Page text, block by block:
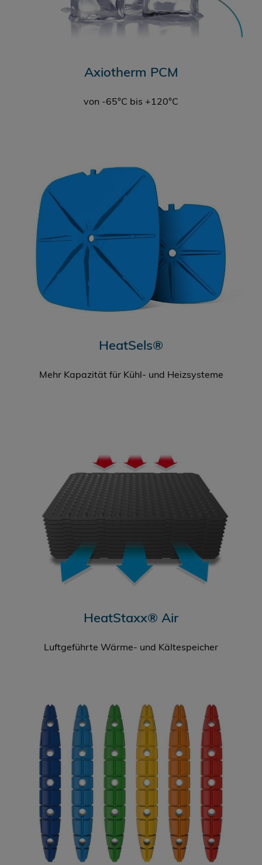
Axiotherm PCM
von -65°C bis +120°C
HeatSels®
Mehr Kapazität für Kühl- und Heizsysteme
HeatStaxx® Air
Luftgeführte Wärme- und Kältespeicher